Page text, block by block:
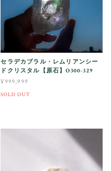
セラデカブラル・レムリアンシー
ドクリスタル【原石】O300-329
¥999,999
SOLD OUT